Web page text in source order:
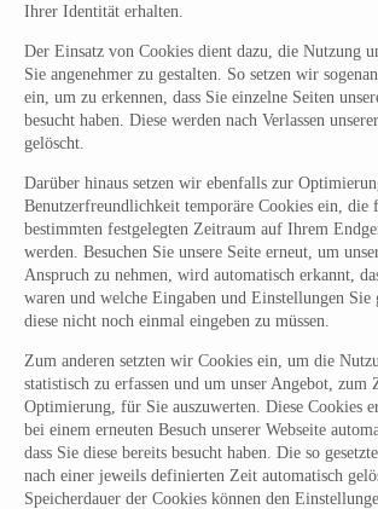
Ihrer Identität erhalten.
Der Einsatz von Cookies dient dazu, die Nutzung
Sie angenehmer zu gestalten. So setzen wir
ein, um zu erkennen, dass Sie einzelne Seiten
besucht haben. Diese werden nach Verlassen
gelöscht.
Darüber hinaus setzen wir ebenfalls zur
Benutzerfreundlichkeit temporäre Cookies ein, die
bestimmten festgelegten Zeitraum auf Ihrem
werden. Besuchen Sie unsere Seite erneut, um
Anspruch zu nehmen, wird automatisch erkannt,
waren und welche Eingaben und Einstellungen Sie
diese nicht noch einmal eingeben zu müssen.
Zum anderen setzten wir Cookies ein, um die
statistisch zu erfassen und um unser Angebot, zum
Optimierung, für Sie auszuwerten. Diese Cookies
bei einem erneuten Besuch unserer Webseite
dass Sie diese bereits besucht haben. Die so
nach einer jeweils definierten Zeit automatisch
Speicherdauer der Cookies können den